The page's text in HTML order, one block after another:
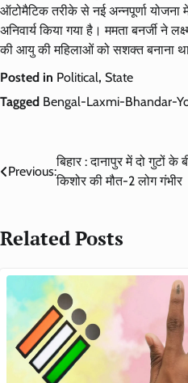
ऑटोमैटिक तरीके से नई अन्नपूर्णा
अनिवार्य किया गया है। ममता बनर्जी ने
की आयु की महिलाओं को सशक्त बनाना
Posted in Political, State
Tagged Bengal-Laxmi-Bhandar-
Post
Previous:
बिहार : दानापुर में दो गुटों
किशोर की मौत-2 लोग गंभीर
Related Posts